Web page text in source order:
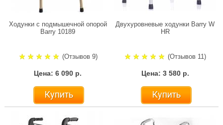
Ходунки с подмышечной опорой
Barry 10189
(Отзывов 9)
Цена: 6 090 р.
Купить
Двухуровневые ходунки Barry W
HR
(Отзывов 11)
Цена: 3 580 р.
Купить